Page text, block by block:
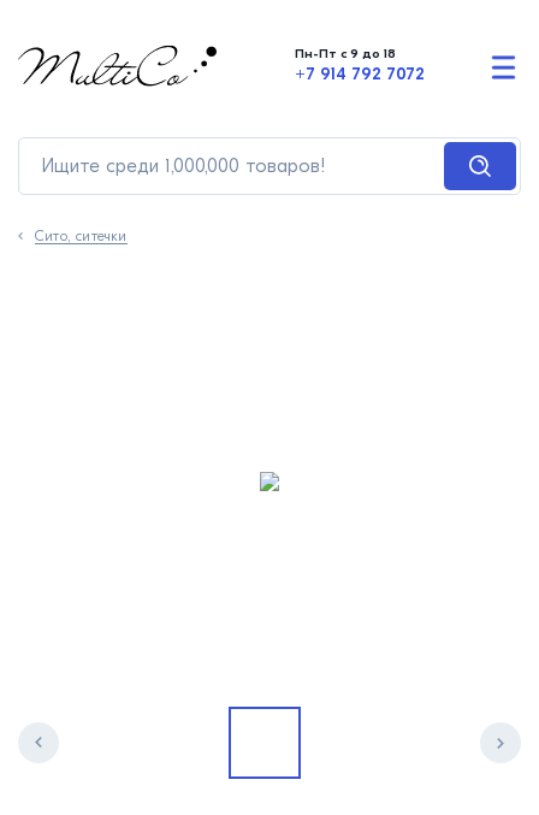
Пн-Пт с 9 до 18
+7 914 792 7072
Сито, ситечки